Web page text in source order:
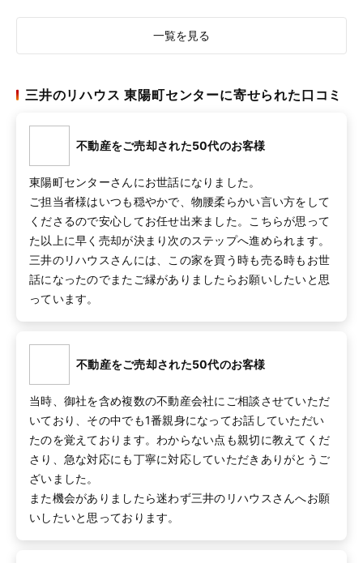
一覧を見る
三井のリハウス 東陽町センターに寄せられた口コミ
不動産をご売却された50代のお客様
東陽町センターさんにお世話になりました。
ご担当者様はいつも穏やかで、物腰柔らかい言い方をして
くださるので安心してお任せ出来ました。こちらが思って
た以上に早く売却が決まり次のステップへ進められます。
三井のリハウスさんには、この家を買う時も売る時もお世
話になったのでまたご縁がありましたらお願いしたいと思
っています。
不動産をご売却された50代のお客様
当時、御社を含め複数の不動産会社にご相談させていただ
いており、その中でも1番親身になってお話していただい
たのを覚えております。わからない点も親切に教えてくだ
さり、急な対応にも丁寧に対応していただきありがとうご
ざいました。
また機会がありましたら迷わず三井のリハウスさんへお願
いしたいと思っております。